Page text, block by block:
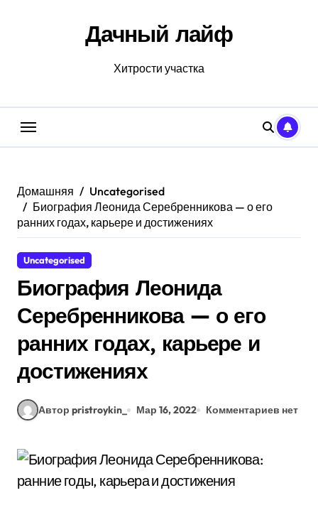
Дачный лайф
Хитрости участка
Домашняя
Uncategorised
Биография Леонида Серебренникова — о его
ранних годах, карьере и достижениях
Uncategorised
Биография Леонида
Серебренникова — о его
ранних годах, карьере и
достижениях
Автор pristroykin_ Мар 16, 2022 Комментариев нет